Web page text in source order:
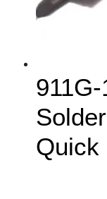
Quick